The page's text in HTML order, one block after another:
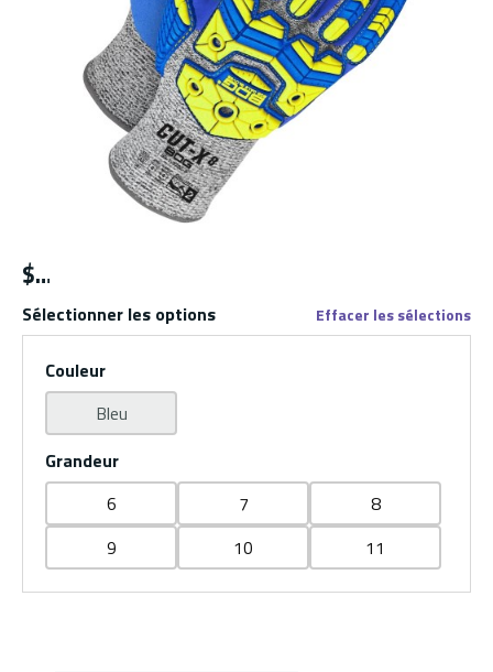
$
Sélectionner les options Effacer les sélections
Couleur
Bleu
Grandeur
6
7
8
9
10 11